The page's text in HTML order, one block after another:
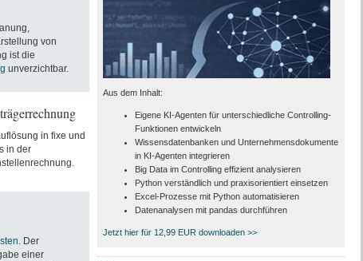
von
ist die
unverzichtbar.
in fixe und
in der
. Der
einer
Aus dem Inhalt:
Eigene KI-Agenten für unterschiedliche Controlling-
Funktionen entwickeln
Wissensdatenbanken und Unternehmensdokumente
in KI-Agenten integrieren
Big Data im Controlling effizient analysieren
Python verständlich und praxisorientiert einsetzen
Excel-Prozesse mit Python automatisieren
Datenanalysen mit pandas durchführen
Jetzt hier für 12,99 EUR downloaden >>